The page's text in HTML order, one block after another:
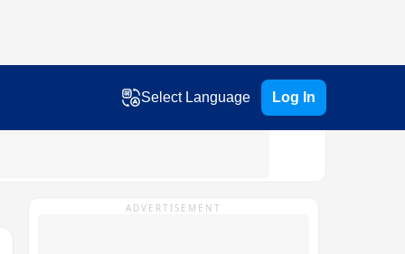
Select Language Log In
ADVERTISEMENT